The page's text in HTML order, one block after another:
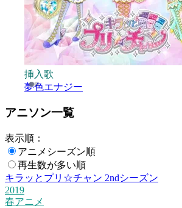
挿入歌
夢色エナジー
アニソン一覧
表示順：
アニメシーズン順
再生数が多い順
キラッとプリ☆チャン 2ndシーズン
2019
春アニメ